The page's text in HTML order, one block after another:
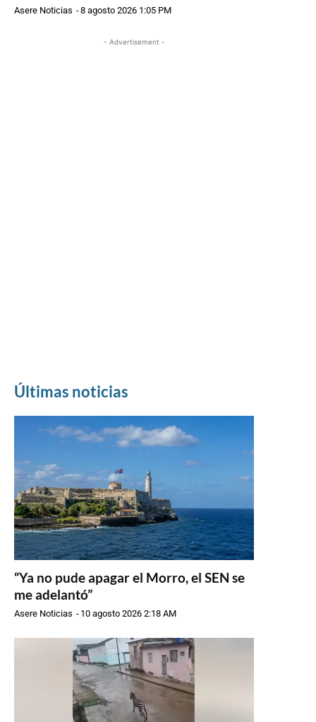
Asere Noticias -8 agosto 2026 1:05 PM
- Advertisement -
Últimas noticias
“Ya no pude apagar el Morro, el SEN se
me adelantó”
Asere Noticias - 10 agosto 2026 2:18 AM